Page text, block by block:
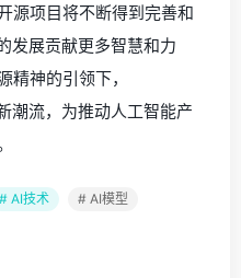
源项目将不断得到完善和
发展贡献更多智慧和力
精神的引领下，
潮流，为推动人工智能产
# AI技术
# AI模型